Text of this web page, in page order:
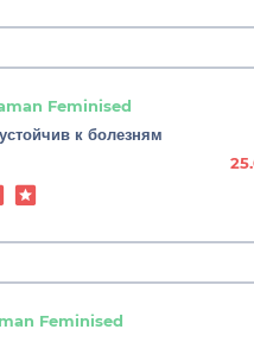
Feminised
к болезням
Feminised